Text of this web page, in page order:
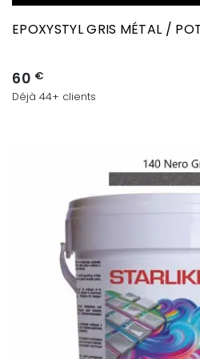
EPOXYSTYL GRIS MÉTAL /
60 €
Déjà 44+ clients